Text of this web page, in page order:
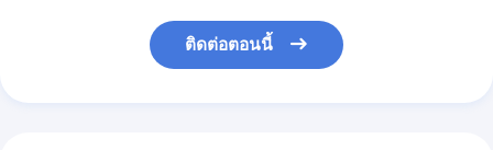
ติดต่อตอนนี้